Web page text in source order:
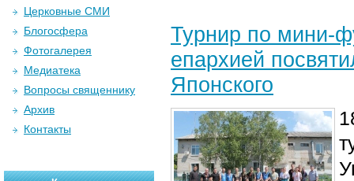
Турнир по мини-
епархией
Японского
Церковные СМИ
Блогосфера
Фотогалерея
Медиатека
Вопросы священнику
Архив
Контакты